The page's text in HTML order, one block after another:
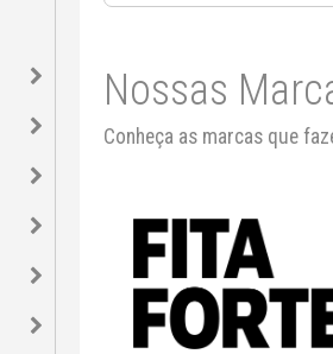
Nossas
Conheça as marcas que